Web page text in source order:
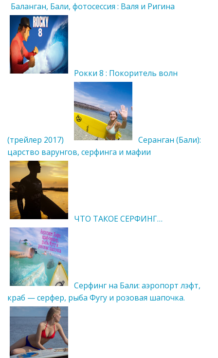
Баланган, Бали, фотосессия : Валя и Ригина
Рокки 8 : Покоритель волн
(трейлер 2017)
Серанган (Бали):
царство варунгов, серфинга и мафии
ЧТО ТАКОЕ СЕРФИНГ…
Серфинг на Бали: аэропорт лэфт,
краб — серфер, рыба Фугу и розовая шапочка.